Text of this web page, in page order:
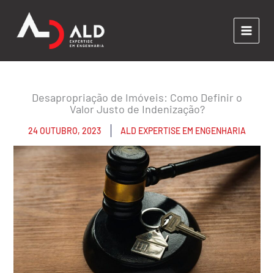
Desapropriação de Imóveis: Como Definir o
Valor Justo de Indenização?
24 OUTUBRO, 2023 ALD EXPERTISE EM ENGENHARIA